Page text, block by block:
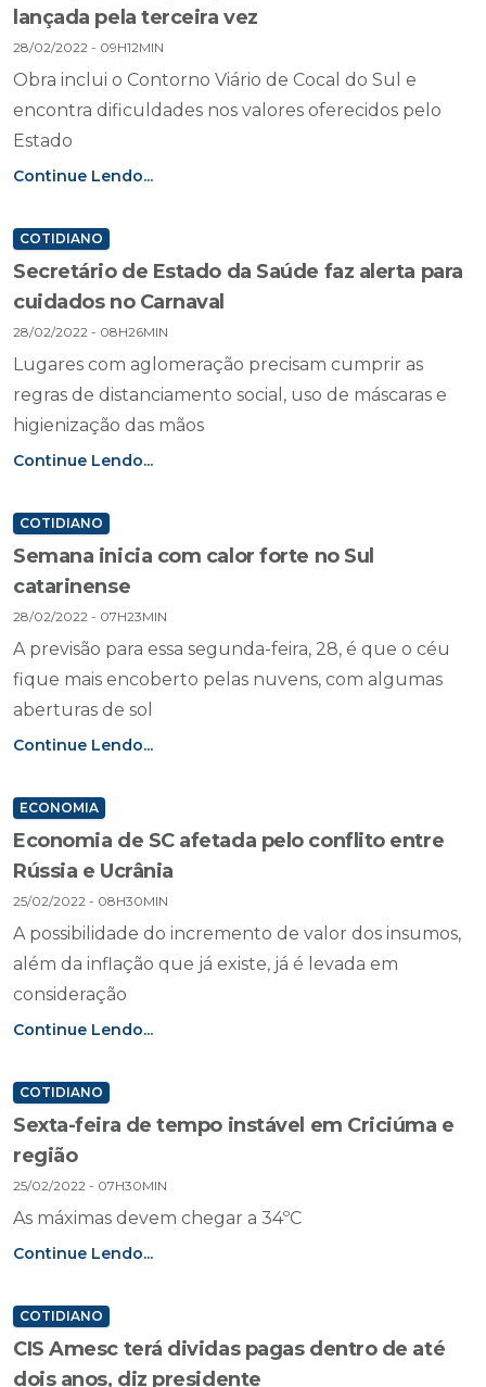
lançada pela terceira vez
28/02/2022 - 09H12MIN
Obra inclui o Contorno Viário de Cocal do Sul e
encontra dificuldades nos valores oferecidos pelo
Estado
Continue Lendo...
COTIDIANO
Secretário de Estado da Saúde faz alerta para
cuidados no Carnaval
28/02/2022 - 08H26MIN
Lugares com aglomeração precisam cumprir as
regras de distanciamento social, uso de máscaras e
higienização das mãos
Continue Lendo...
COTIDIANO
Semana inicia com calor forte no Sul
catarinense
28/02/2022 - 07H23MIN
A previsão para essa segunda-feira, 28, é que o céu
fique mais encoberto pelas nuvens, com algumas
aberturas de sol
Continue Lendo...
ECONOMIA
Economia de SC afetada pelo conflito entre
Rússia e Ucrânia
25/02/2022 - 08H30MIN
A possibilidade do incremento de valor dos insumos,
além da inflação que já existe, já é levada em
consideração
Continue Lendo...
COTIDIANO
Sexta-feira de tempo instável em Criciúma e
região
25/02/2022 - 07H30MIN
As máximas devem chegar a 34ºC
Continue Lendo...
COTIDIANO
CIS Amesc terá dividas pagas dentro de até
dois anos, diz presidente